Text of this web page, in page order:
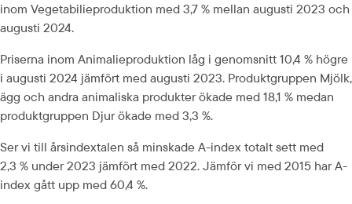
inom Vegetabilieproduktion med 3,7 % mellan augusti 2023 och
augusti 2024.
Priserna inom Animalieproduktion låg i genomsnitt 10,4 % högre
i augusti 2024 jämfört med augusti 2023. Produktgruppen Mjölk,
ägg och andra animaliska produkter ökade med 18,1 % medan
produktgruppen Djur ökade med 3,3 %.
Ser vi till årsindextalen så minskade A-index totalt sett med
2,3 % under 2023 jämfört med 2022. Jämför vi med 2015 har A-
index gått upp med 60,4 %.